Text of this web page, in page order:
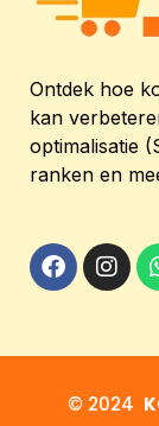
Ontdek hoe
kan
optimalisatie
ranken en
© 2024